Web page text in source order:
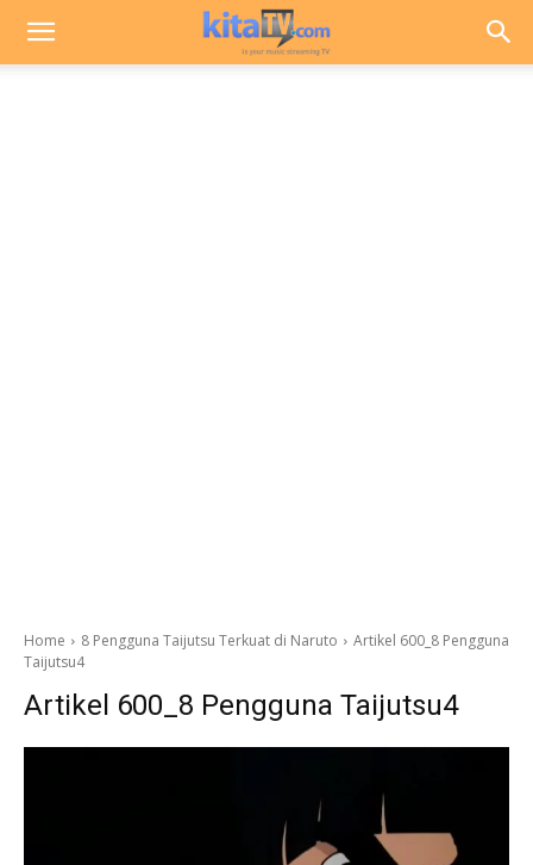
Home 8 Pengguna Taijutsu Terkuat di Naruto
Artikel 600_8 Pengguna
Taijutsu4
Artikel 600_8 Pengguna Taijutsu4